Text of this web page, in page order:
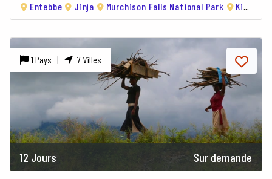
Entebbe Jinja Murchison Falls National Park Kibale Forest National Park
1 Pays | 7 Villes
12 Jours Sur demande